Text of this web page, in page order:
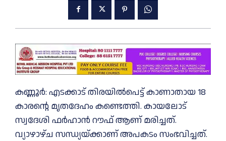
കണ്ണൂർ: എടക്കാട് തിരയില്‍പെട്ട് കാണാതായ 18
കാരന്റെ മൃതദേഹം കണ്ടെത്തി. കായലോട്
സ്വദേശി ഫർഹാൻ റൗഫ് ആണ് മരിച്ചത്.
വ്യാഴാഴ്ച സന്ധ്യയ്‌ക്കാണ് അപകടം സംഭവിച്ചത്.